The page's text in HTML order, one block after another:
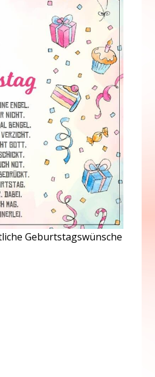
Geburtstagswünsche